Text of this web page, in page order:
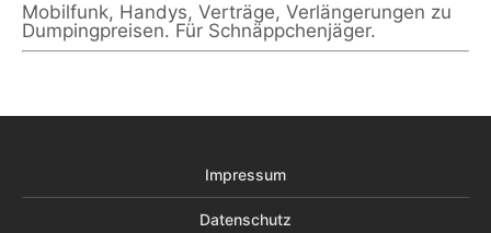
Mobilfunk, Handys, Verträge, Verlängerungen zu
Dumpingpreisen. Für Schnäppchenjäger.
Impressum
Datenschutz